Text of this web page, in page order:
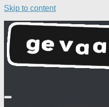
Skip to content